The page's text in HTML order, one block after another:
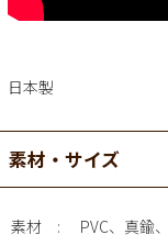
日本製
素材・サイズ
素材
PVC、真鍮